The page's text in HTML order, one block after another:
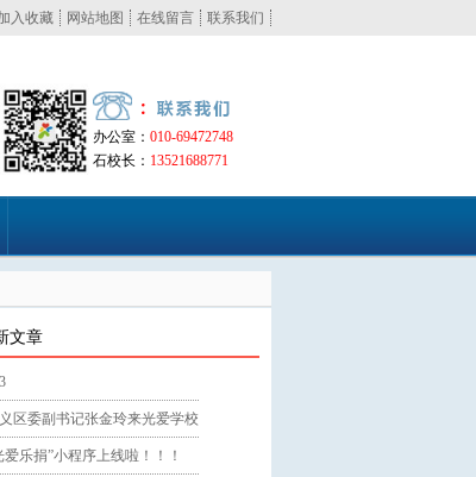
联系我们
在线留言
网站地图
入收藏
办公室： 010-69472748
石校长： 13521688771
文章
区委副书记张金玲来光爱学校
爱乐捐”小程序上线啦！！！